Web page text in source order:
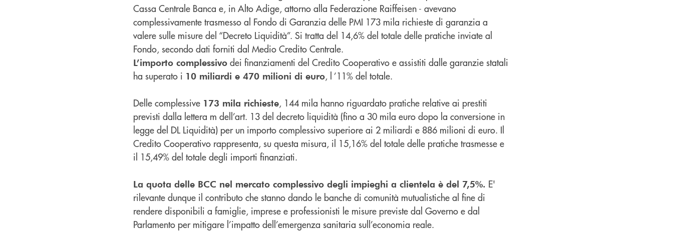
Cassa Centrale Banca e, in Alto Adige, attorno alla Federazione Raiffeisen - avevano
complessivamente trasmesso al Fondo di Garanzia delle PMI 173 mila richieste di garanzia a
valere sulle misure del “Decreto Liquidità”. Si tratta del 14,6% del totale delle pratiche inviate al
Fondo, secondo dati forniti dal Medio Credito Centrale.
L’importo complessivo dei finanziamenti del Credito Cooperativo e assistiti dalle garanzie statali
ha superato i 10 miliardi e 470 milioni di euro, l ’11% del totale.
Delle complessive 173 mila richieste, 144 mila hanno riguardato pratiche relative ai prestiti
previsti dalla lettera m dell’art. 13 del decreto liquidità (fino a 30 mila euro dopo la conversione in
legge del DL Liquidità) per un importo complessivo superiore ai 2 miliardi e 886 milioni di euro. Il
Credito Cooperativo rappresenta, su questa misura, il 15,16% del totale delle pratiche trasmesse e
il 15,49% del totale degli importi finanziati.
La quota delle BCC nel mercato complessivo degli impieghi a clientela è del 7,5%. E'
rilevante dunque il contributo che stanno dando le banche di comunità mutualistiche al fine di
rendere disponibili a famiglie, imprese e professionisti le misure previste dal Governo e dal
Parlamento per mitigare l’impatto dell’emergenza sanitaria sull’economia reale.